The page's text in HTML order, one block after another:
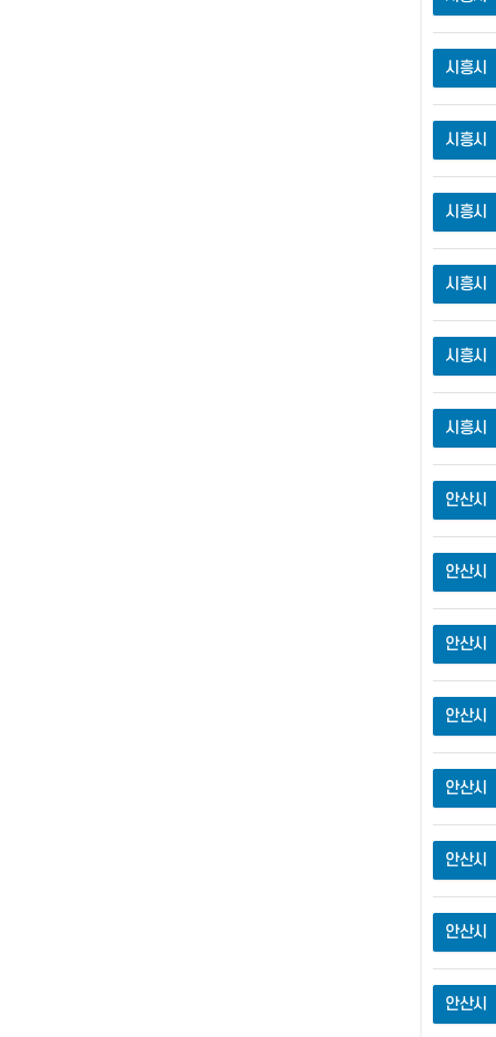
시흥시
시흥시
시흥시
시흥시
시흥시
시흥시
안산시
안산시
안산시
안산시
안산시
안산시
안산시
안산시